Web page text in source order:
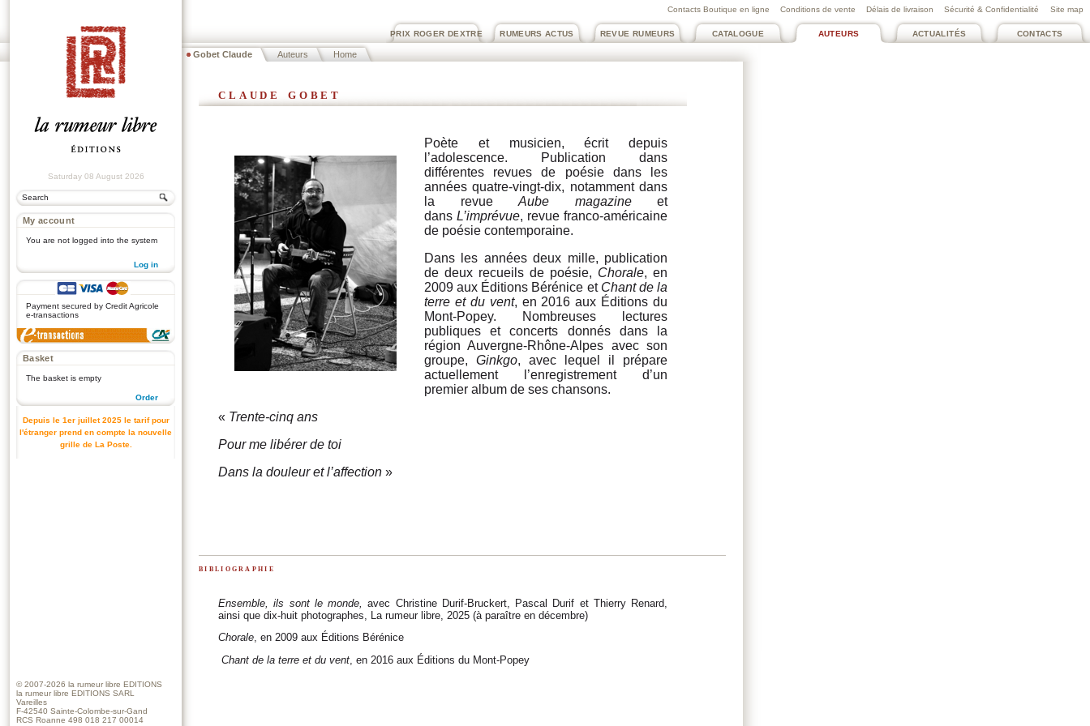
Site map
Contacts Boutique en ligne Conditions de vente Délais de livraison Sécurité & Confidentialité
CONTACTS
ACTUALITÉS
AUTEURS
CATALOGUE
REVUE RUMEURS
RUMEURS ACTUS
PRIX ROGER DEXTRE
Gobet Claude Auteurs Home
Saturday 08 August 2026
My account
You are not logged into the system
Log in
Payment secured by Credit Agricole
e-transactions
Basket
The basket is empty
Order
Depuis le 1er juillet 2025 le tarif pour
l'étranger prend en compte la nouvelle
grille de La Poste.
claude gobet
Poète et musicien, écrit depuis
l’adolescence. Publication dans
différentes revues de poésie dans les
années quatre-vingt-dix, notamment dans
la revue Aube magazineet
dans L’imprévue, revue franco-américaine
de poésie contemporaine.
Dans les années deux mille, publication
de deux recueils de poésie, Chorale, en
2009 aux Éditions Bérénice et Chant de la
terre et du vent, en 2016 aux Éditions du
Mont-Popey. Nombreuses lectures
publiques et concerts donnés dans la
région Auvergne-Rhône-Alpes avec son
groupe, Ginkgo, avec lequel il prépare
actuellement l’enregistrement d’un
premier album de ses chansons.
« Trente-cinq ans
Pour me libérer de toi
Dans la douleur et l’affection »
bibliographie
Ensemble, ils sont le monde,
avec Christine Durif-Bruckert, Pascal Durif et Thierry Renard,
ainsi que dix-huit photographes, La rumeur libre, 2025 (à paraître en décembre)
Chorale, en 2009 aux Éditions Bérénice
Chant de la terre et du vent, en 2016 aux Éditions du Mont-Popey
© 2007-2026 la rumeur libre EDITIONS
la rumeur libre EDITIONS SARL
Vareilles
F-42540 Sainte-Colombe-sur-Gand
RCS Roanne 498 018 217 00014